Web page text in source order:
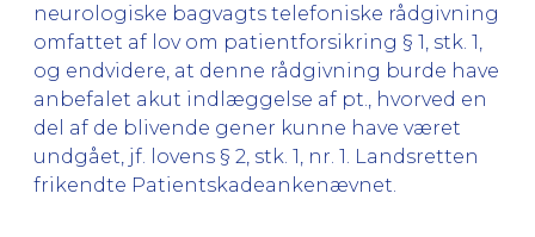
neurologiske bagvagts telefoniske rådgivning
omfattet af lov om patientforsikring § 1, stk. 1,
og endvidere, at denne rådgivning burde have
anbefalet akut indlæggelse af pt., hvorved en
del af de blivende gener kunne have været
undgået, jf. lovens § 2, stk. 1, nr. 1. Landsretten
frikendte Patientskadeankenævnet.